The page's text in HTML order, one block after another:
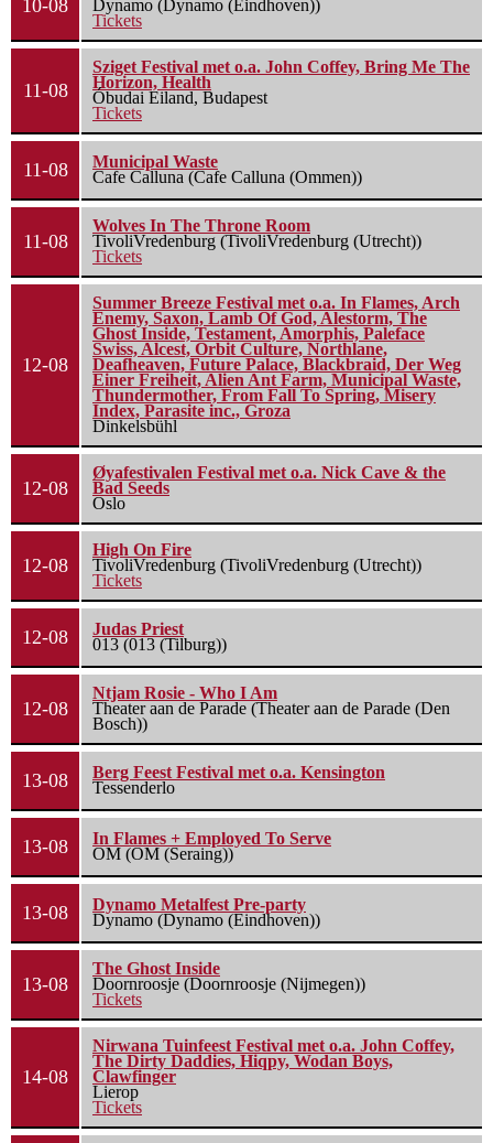
10-08
Dynamo (Dynamo (Eindhoven))
Tickets
11-08
Sziget Festival met o.a. John Coffey, Bring Me The
Horizon, Health
Óbudai Eiland, Budapest
Tickets
11-08
Municipal Waste
Cafe Calluna (Cafe Calluna (Ommen))
11-08
Wolves In The Throne Room
TivoliVredenburg (TivoliVredenburg (Utrecht))
Tickets
12-08
Summer Breeze Festival met o.a. In Flames, Arch
Enemy, Saxon, Lamb Of God, Alestorm, The
Ghost Inside, Testament, Amorphis, Paleface
Swiss, Alcest, Orbit Culture, Northlane,
Deafheaven, Future Palace, Blackbraid, Der Weg
Einer Freiheit, Alien Ant Farm, Municipal Waste,
Thundermother, From Fall To Spring, Misery
Index, Parasite inc., Groza
Dinkelsbühl
12-08
Øyafestivalen Festival met o.a. Nick Cave & the
Bad Seeds
Oslo
12-08
High On Fire
TivoliVredenburg (TivoliVredenburg (Utrecht))
Tickets
12-08
Judas Priest
013 (013 (Tilburg))
12-08
Ntjam Rosie - Who I Am
Theater aan de Parade (Theater aan de Parade (Den
Bosch))
13-08
Berg Feest Festival met o.a. Kensington
Tessenderlo
13-08
In Flames + Employed To Serve
OM (OM (Seraing))
13-08
Dynamo Metalfest Pre-party
Dynamo (Dynamo (Eindhoven))
13-08
The Ghost Inside
Doornroosje (Doornroosje (Nijmegen))
Tickets
14-08
Nirwana Tuinfeest Festival met o.a. John Coffey,
The Dirty Daddies, Hiqpy, Wodan Boys,
Clawfinger
Lierop
Tickets